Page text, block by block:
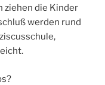
ziehen die Kinder
werden rund